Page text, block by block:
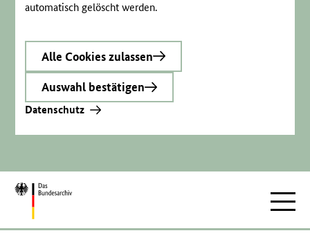
automatisch gelöscht werden.
Alle Cookies zulassen
Auswahl bestätigen
Datenschutz
Zur